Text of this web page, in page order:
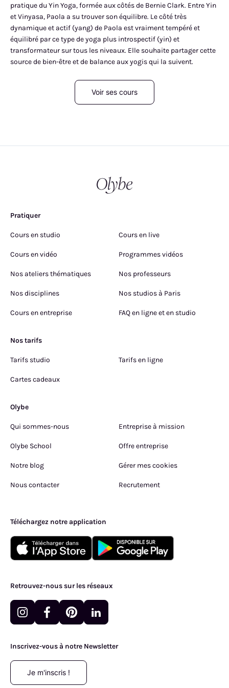
pratique du Yin Yoga, formée aux côtés de Bernie Clark. Entre Yin
et Vinyasa, Paola a su trouver son équilibre. Le côté très
dynamique et actif (yang) de Paola est vraiment tempéré et
équilibré par ce type de yoga plus introspectif (yin) et
transformateur sur tous les niveaux. Elle souhaite partager cette
source de bien-être et de balance aux yogis qui la suivent.
Voir ses cours
Pratiquer
Cours en studio Cours en live
Cours en vidéo Programmes vidéos
Nos ateliers thématiques Nos professeurs
Nos disciplines Nos studios à Paris
Cours en entreprise FAQ en ligne et en studio
Nos tarifs
Tarifs studio Tarifs en ligne
Cartes cadeaux
Olybe
Qui sommes-nous Entreprise à mission
Olybe School Offre entreprise
Notre blog Gérer mes cookies
Nous contacter Recrutement
Téléchargez notre application
Retrouvez-nous sur les réseaux
Inscrivez-vous à notre Newsletter
Je m'inscris !